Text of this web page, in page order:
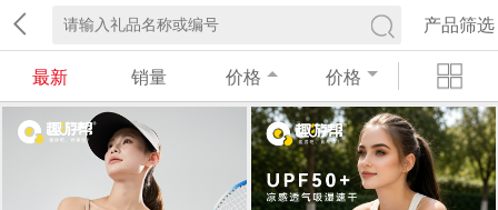
产品筛选
最新 销量 价格 价格